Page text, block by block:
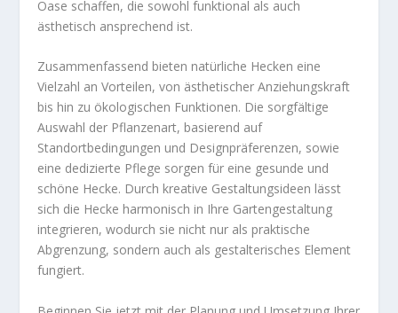
Oase schaffen, die sowohl funktional als auch
ästhetisch ansprechend ist.
Zusammenfassend bieten natürliche Hecken eine
Vielzahl an Vorteilen, von ästhetischer Anziehungskraft
bis hin zu ökologischen Funktionen. Die sorgfältige
Auswahl der Pflanzenart, basierend auf
Standortbedingungen und Designpräferenzen, sowie
eine dedizierte Pflege sorgen für eine gesunde und
schöne Hecke. Durch kreative Gestaltungsideen lässt
sich die Hecke harmonisch in Ihre Gartengestaltung
integrieren, wodurch sie nicht nur als praktische
Abgrenzung, sondern auch als gestalterisches Element
fungiert.